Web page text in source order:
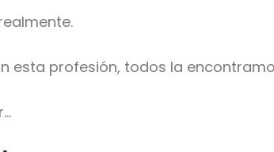
esta profesión, todos la